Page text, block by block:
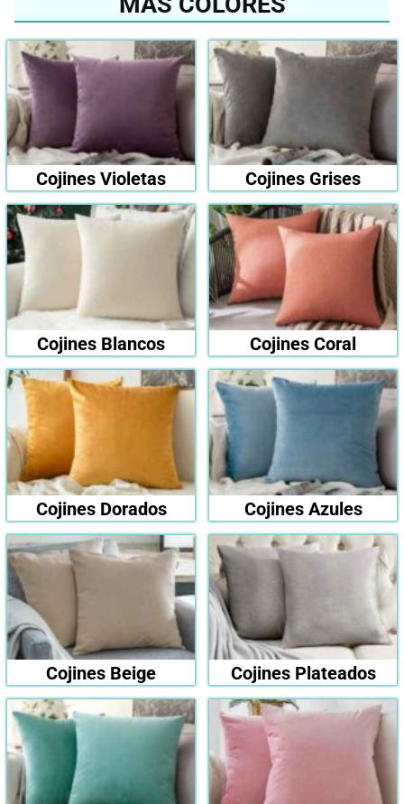
Cojines Violetas Cojines Grises
Cojines Blancos Cojines Coral
Cojines Dorados Cojines Azules
Cojines Beige Cojines Plateados